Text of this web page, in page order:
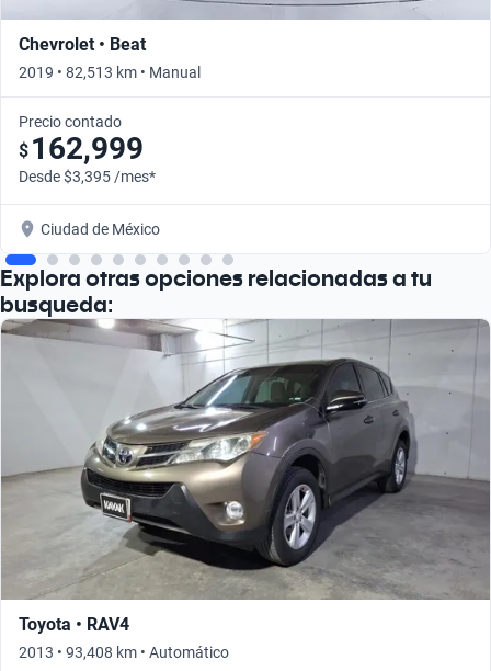
Chevrolet • Beat
2019 • 82,513 km • Manual
Precio contado
$ 162,999
Desde $3,395 /mes*
Ciudad de México
Explora otras opciones relacionadas a tu
busqueda:
Toyota • RAV4
2013 • 93,408 km • Automático